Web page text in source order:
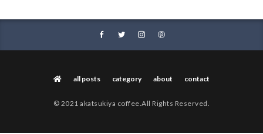
all posts category about contact
© 2021 akatsukiya coffee.All Rights Reserved.